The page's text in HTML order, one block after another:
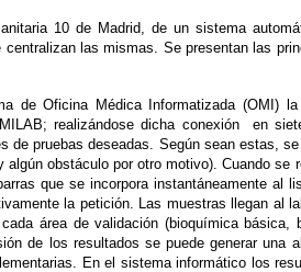
10 de Madrid, de un sistema
las mismas. Se presentan las
de Oficina Médica Informatizada (OMI)
realizándose dicha conexión en
pruebas deseadas. Según sean estas,
obstáculo por otro motivo). Cuando
que se incorpora instantáneamente al
la petición. Las muestras llegan al
área de validación (bioquímica básica,
de los resultados se puede generar una
En el sistema informático los